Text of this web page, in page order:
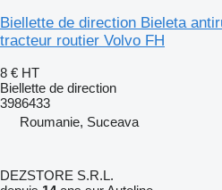
Biellette de direction Bieleta
tracteur routier Volvo FH
8 € HT
Biellette de direction
3986433
Roumanie, Suceava
DEZSTORE S.R.L.